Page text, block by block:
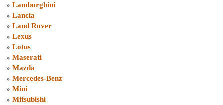
» Lamborghini
» Lancia
» Land Rover
» Lexus
» Lotus
» Maserati
» Mazda
» Mercedes-Benz
» Mini
» Mitsubishi